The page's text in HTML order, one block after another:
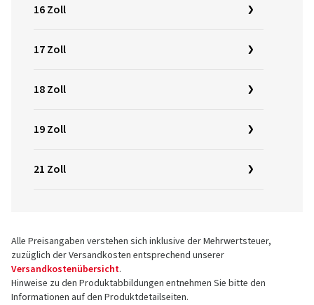
16 Zoll
17 Zoll
18 Zoll
19 Zoll
21 Zoll
Alle Preisangaben verstehen sich inklusive der Mehrwertsteuer,
zuzüglich der Versandkosten entsprechend unserer
Versandkostenübersicht.
Hinweise zu den Produktabbildungen entnehmen Sie bitte den
Informationen auf den Produktdetailseiten.